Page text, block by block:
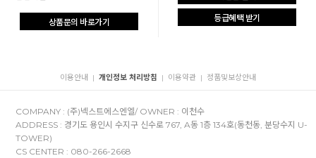
상품문의 바로가기 등급혜택 받기
이용안내 | 개인정보 처리방침 | 이용약관 | 정품및보상안내
COMPANY : (주)넥스트에스엔엘/ OWNER : 이천수
ADDRESS : 경기도 용인시 수지구 신수로 767, A동 1층 134호(동천동, 분당수지 U-
TOWER)
CS CENTER : 080-266-2668